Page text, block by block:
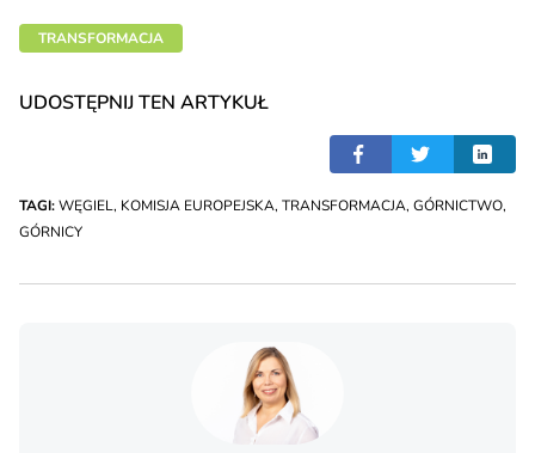
TRANSFORMACJA
UDOSTĘPNIJ TEN ARTYKUŁ
TAGI:WĘGIEL, KOMISJA EUROPEJSKA, TRANSFORMACJA, GÓRNICTWO,
GÓRNICY